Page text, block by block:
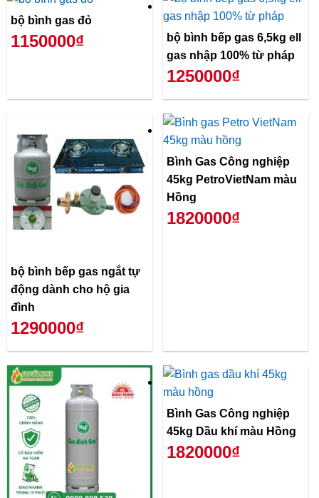
bộ bình gas đỏ
1150000₫
bộ bình bếp gas 6,5kg ell
gas nhập 100% từ pháp
1250000₫
bộ bình bếp gas ngắt tự
động dành cho hộ gia
đình
1290000₫
Bình Gas Công nghiệp
45kg PetroVietNam màu
Hồng
1820000₫
Bình Gas Công nghiệp
45kg Dầu khí màu Hồng
1820000₫